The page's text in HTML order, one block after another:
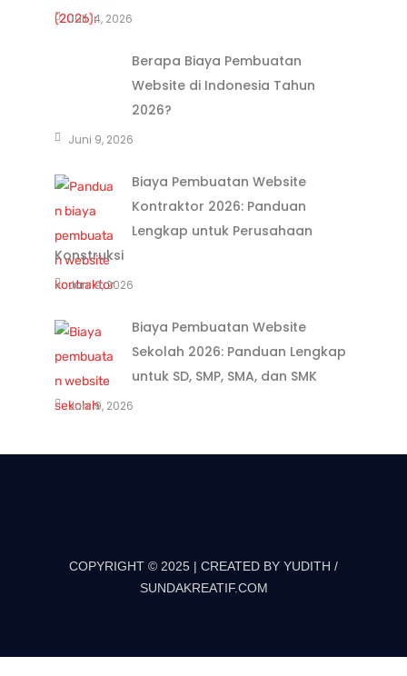
Juli 14, 2026
Berapa Biaya Pembuatan
Website di Indonesia Tahun
2026?
Juni 9, 2026
Biaya Pembuatan Website
Kontraktor 2026: Panduan
Lengkap untuk Perusahaan
Konstruksi
Juni 9, 2026
Biaya Pembuatan Website
Sekolah 2026: Panduan Lengkap
untuk SD, SMP, SMA, dan SMK
Juni 9, 2026
COPYRIGHT © 2025 | CREATED BY YUDITH /
SUNDAKREATIF.COM